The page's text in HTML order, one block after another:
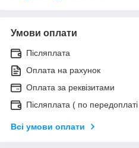
Умови оплати
Післяплата
Оплата на рахунок
Оплата за реквізитами
Післяплата ( по
Всі умови оплати